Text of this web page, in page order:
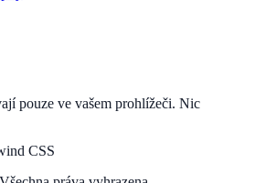
pouze ve vašem prohlížeči. Nic
CSS